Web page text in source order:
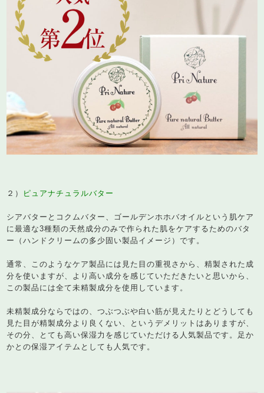
２） ピュアナチュラルバター
シアバターとコクムバター、ゴールデンホホバオイルという肌ケア
に最適な3種類の天然成分のみで作られた肌をケアするためのバタ
ー（ハンドクリームの多少固い製品イメージ）です。
通常、このようなケア製品には見た目の重視さから、精製された成
分を使いますが、より高い成分を感じていただきたいと思いから、
この製品には全て未精製成分を使用しています。
未精製成分ならではの、つぶつぶや白い筋が見えたりとどうしても
見た目が精製成分より良くない、というデメリットはありますが、
その分、とても高い保湿力を感じていただける人気製品です。足か
かとの保湿アイテムとしても人気です。